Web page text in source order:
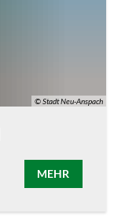
© Stadt Neu-Anspach
MEHR